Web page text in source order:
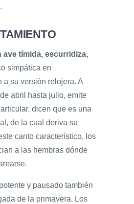
ave tímida, escurridiza,
simpática en
a su versión relojera. A
abril hasta julio, emite
dicen que es una
de la cual deriva su
canto característico, los
a las hembras dónde
y pausado también
de la primavera. Los